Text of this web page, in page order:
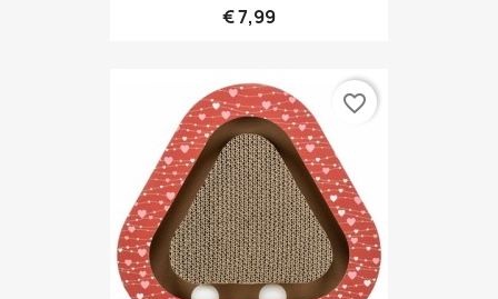
€ 7,99
favorite_border